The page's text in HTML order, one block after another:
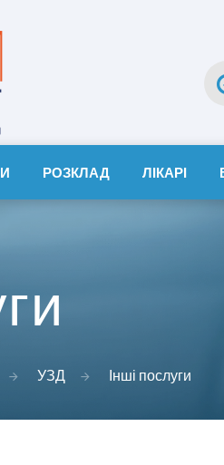
РОЗКЛАД ЛІКАРІ
УЗД Інші послуги